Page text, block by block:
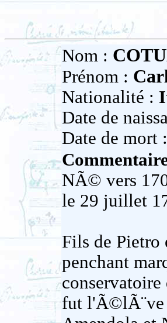
Nom :
Prénom :
Nationalité :
Date de
Date de mort :
NÃ© vers
le 29 juillet
Fils de Pietro
penchant
fut l'Ã©lÃ¨ve